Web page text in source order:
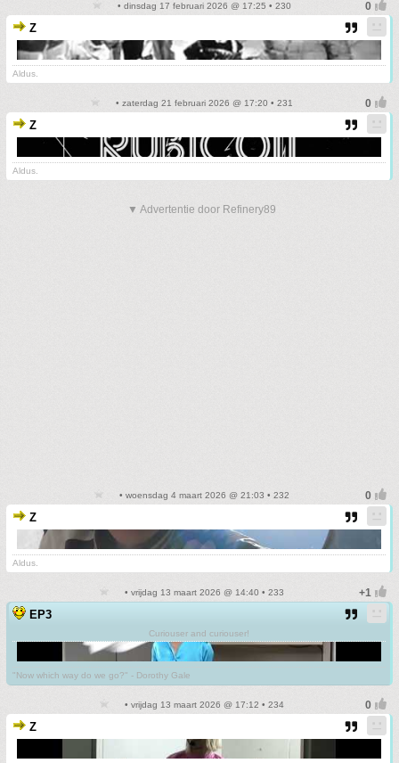
• dinsdag 17 februari 2026 @ 17:25 • 230
Z
Aldus.
• zaterdag 21 februari 2026 @ 17:20 • 231
Z
Aldus.
▼ Advertentie door Refinery89
• woensdag 4 maart 2026 @ 21:03 • 232
Z
Aldus.
• vrijdag 13 maart 2026 @ 14:40 • 233
EP3
Curiouser and curiouser!
"Now which way do we go?" - Dorothy Gale
• vrijdag 13 maart 2026 @ 17:12 • 234
Z